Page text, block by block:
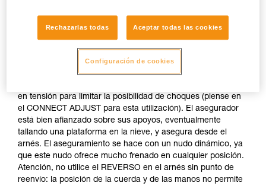
para que el primero se conecte fácilmente.
en tensión para limitar la posibilidad de choques (piense en
el CONNECT ADJUST para esta utilización). El asegurador
está bien afianzado sobre sus apoyos, eventualmente
tallando una plataforma en la nieve, y asegura desde el
arnés. El aseguramiento se hace con un nudo dinámico, ya
que este nudo ofrece mucho frenado en cualquier posición.
Atención, no utilice el REVERSO en el arnés sin punto de
reenvío: la posición de la cuerda y de las manos no permite
Rechazarlas todas Aceptar todas las cookies
Configuración de cookies